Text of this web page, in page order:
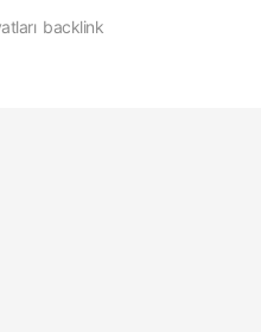
backlink